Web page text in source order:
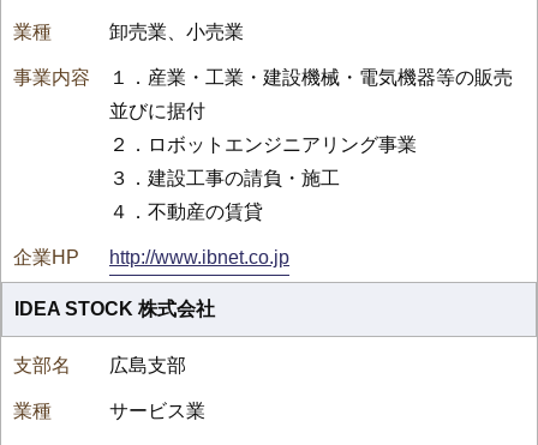
卸売業、小売業
１．産業・工業・建設機械・電気機器等の販売
並びに据付
２．ロボットエンジニアリング事業
３．建設工事の請負・施工
４．不動産の賃貸
http://www.ibnet.co.jp
IDEA STOCK 株式会社
広島支部
サービス業